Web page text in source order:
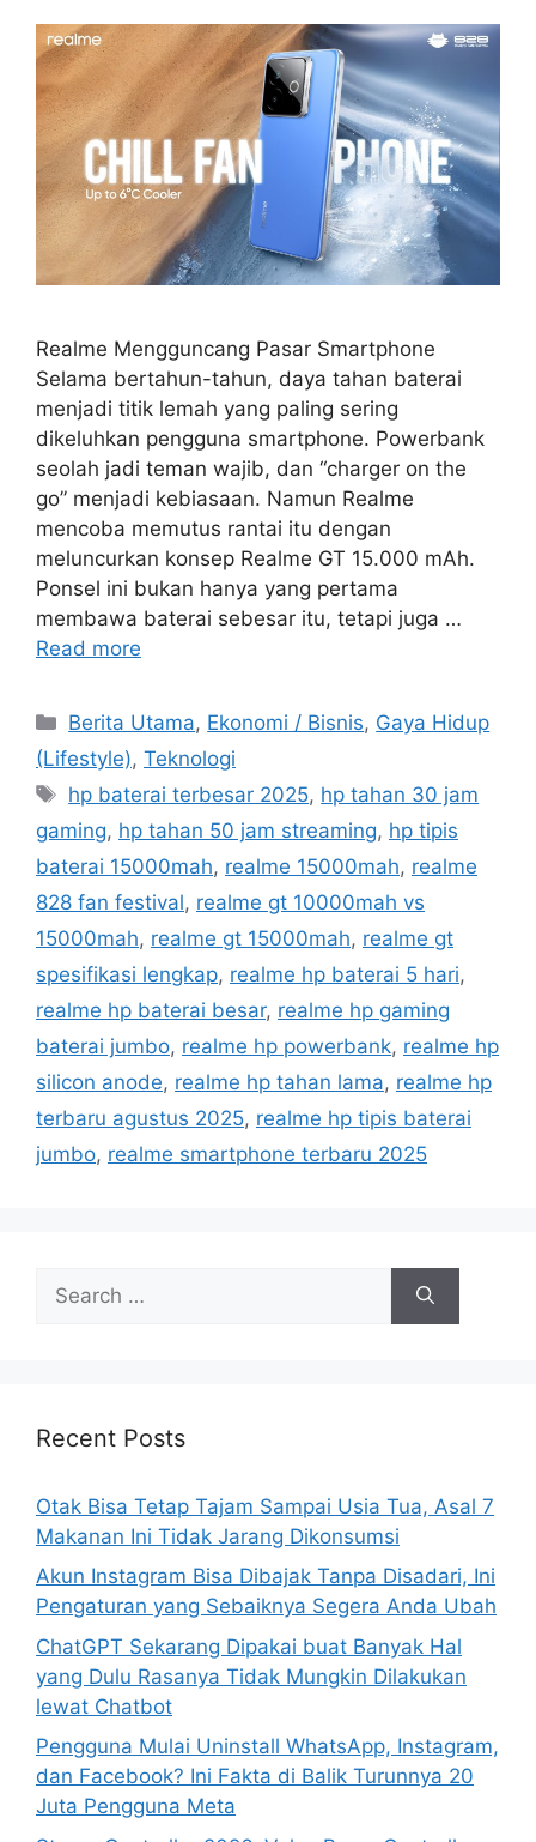
Realme Mengguncang Pasar Smartphone
Selama bertahun-tahun, daya tahan baterai
menjadi titik lemah yang paling sering
dikeluhkan pengguna smartphone. Powerbank
seolah jadi teman wajib, dan “charger on the
go” menjadi kebiasaan. Namun Realme
mencoba memutus rantai itu dengan
meluncurkan konsep Realme GT 15.000 mAh.
Ponsel ini bukan hanya yang pertama
membawa baterai sebesar itu, tetapi juga …
Read more
C
e
g
o
r
i
s
Berita Utama, Ekonomi / Bisnis, Gaya Hidup
(Lifestyle), Teknologi
T
a
s
hp baterai terbesar 2025, hp tahan 30 jam
gaming, hp tahan 50 jam streaming, hp tipis
baterai 15000mah, realme 15000mah, realme
828 fan festival, realme gt 10000mah vs
15000mah, realme gt 15000mah, realme gt
spesifikasi lengkap, realme hp baterai 5 hari,
realme hp baterai besar, realme hp gaming
baterai jumbo, realme hp powerbank, realme hp
silicon anode, realme hp tahan lama, realme hp
terbaru agustus 2025, realme hp tipis baterai
jumbo, realme smartphone terbaru 2025
h
r
:
Recent Posts
Otak Bisa Tetap Tajam Sampai Usia Tua, Asal 7
Makanan Ini Tidak Jarang Dikonsumsi
Akun Instagram Bisa Dibajak Tanpa Disadari, Ini
Pengaturan yang Sebaiknya Segera Anda Ubah
ChatGPT Sekarang Dipakai buat Banyak Hal
yang Dulu Rasanya Tidak Mungkin Dilakukan
lewat Chatbot
Pengguna Mulai Uninstall WhatsApp, Instagram,
dan Facebook? Ini Fakta di Balik Turunnya 20
Juta Pengguna Meta